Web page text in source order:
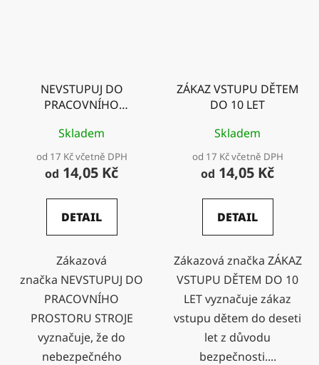
NEVSTUPUJ DO
PRACOVNÍHO
Skladem
od 17 Kč včetně DPH
od 14,05 Kč
DETAIL
Zákazová
značka NEVSTUPUJ DO
PRACOVNÍHO
PROSTORU STROJE
vyznačuje, že do
nebezpečného
ZÁKAZ VSTUPU DĚTEM
DO 10 LET
Skladem
od 17 Kč včetně DPH
od 14,05 Kč
DETAIL
Zákazová značka ZÁKAZ
VSTUPU DĚTEM DO 10
LET vyznačuje zákaz
vstupu dětem do deseti
let z důvodu
bezpečnosti....